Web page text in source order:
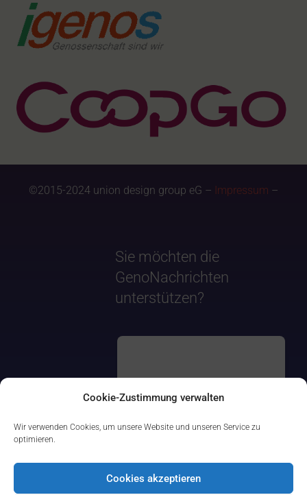
Cookie-Zustimmung verwalten
Wir verwenden Cookies, um unsere Website und unseren Service zu
optimieren.
Cookies akzeptieren
©2015-2024 union design group eG – Impressum –
Sie möchten die
GenoNachrichten
unterstützen?